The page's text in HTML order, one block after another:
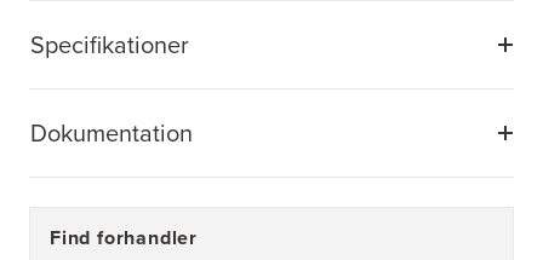
Specifikationer
Dokumentation
Find forhandler